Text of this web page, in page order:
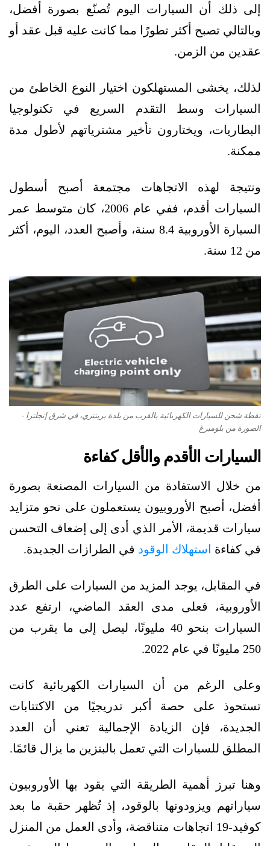
إلى ذلك أن السيارات اليوم تُصنّع بصورة أفضل،
وبالتالي تصبح أكثر تطورًا مما كانت عليه قبل عقد أو
عقدين من الزمن.
لذلك، يخشى المستهلكون اختيار النوع الخاطئ من
السيارات وسط التقدم السريع في تكنولوجيا
البطاريات، ويختارون تأخير مشترياتهم لأطول مدة
ممكنة.
ونتيجة لهذه الاتجاهات مجتمعة أصبح أسطول
السيارات أقدم، ففي عام 2006، كان متوسط عمر
السيارة الأوروبية 8.4 سنة، وأصبح العدد، اليوم، أكثر
من 12 سنة.
نقطة شحن للسيارات الكهربائية بالقرب من بلدة برينتري، في شرق إنجلترا -
الصورة من بلومبرغ
السيارات الأقدم والأقل كفاءة
من خلال الاستفادة من السيارات المصنعة بصورة
أفضل، أصبح الأوروبيون يستعملون على نحو متزايد
سيارات قديمة، الأمر الذي أدى إلى إضعاف التحسن
في كفاءة
استهلاك الوقود في الطرازات الجديدة.
في المقابل، يوجد المزيد من السيارات على الطرق
الأوروبية، فعلى مدى العقد الماضي، ارتفع عدد
السيارات بنحو 40 مليونًا، ليصل إلى ما يقرب من
250 مليونًا في عام 2022.
وعلى الرغم من أن السيارات الكهربائية كانت
تستحوذ على حصة أكبر تدريجيًا من الاكتتابات
الجديدة، فإن الزيادة الإجمالية تعني أن العدد
المطلق للسيارات التي تعمل بالبنزين ما يزال قائمًا.
وهنا تبرز أهمية الطريقة التي يقود بها الأوروبيون
سياراتهم ويزودونها بالوقود، إذ تُظهر حقبة ما بعد
كوفيد-19 اتجاهات متناقضة، وأدى العمل من المنزل